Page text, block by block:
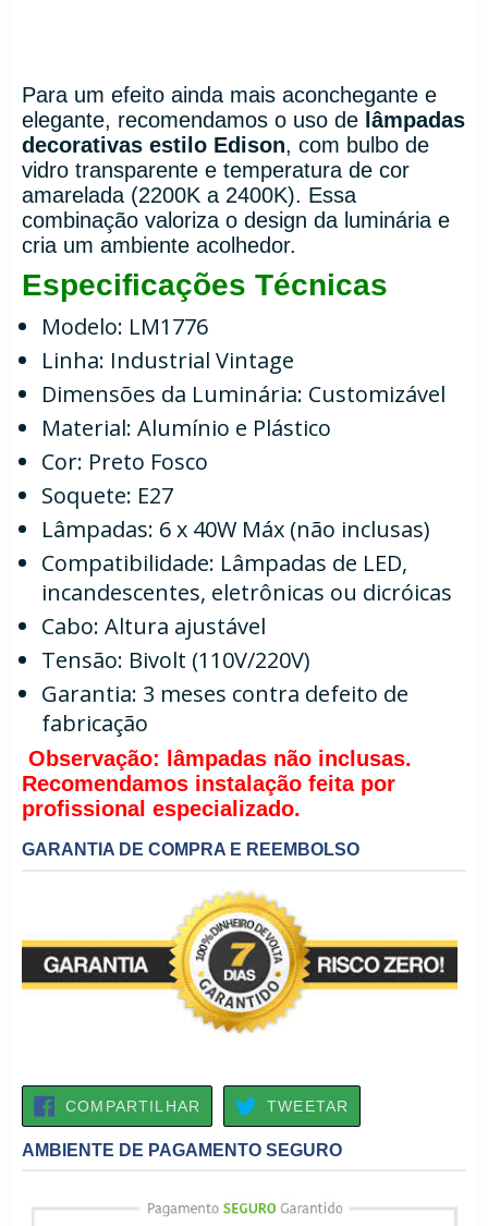
Para um efeito ainda mais aconchegante e
elegante, recomendamos o uso de lâmpadas
decorativas estilo Edison, com bulbo de
vidro transparente e temperatura de cor
amarelada (2200K a 2400K). Essa
combinação valoriza o design da luminária e
cria um ambiente acolhedor.
Especificações Técnicas
Modelo: LM1776
Linha: Industrial Vintage
Dimensões da Luminária: Customizável
Material: Alumínio e Plástico
Cor: Preto Fosco
Soquete: E27
Lâmpadas: 6 x 40W Máx (não inclusas)
Compatibilidade: Lâmpadas de LED,
incandescentes, eletrônicas ou dicróicas
Cabo: Altura ajustável
Tensão: Bivolt (110V/220V)
Garantia: 3 meses contra defeito de
fabricação
Observação: lâmpadas não inclusas.
Recomendamos instalação feita por
profissional especializado.
GARANTIA DE COMPRA E REEMBOLSO
COMPARTILHAR COMPARTILHAR
NO
FACEBOOK
TWEETAR
AMBIENTE DE PAGAMENTO SEGURO